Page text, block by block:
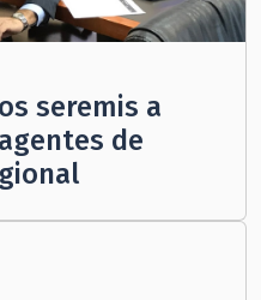
seremis a
de